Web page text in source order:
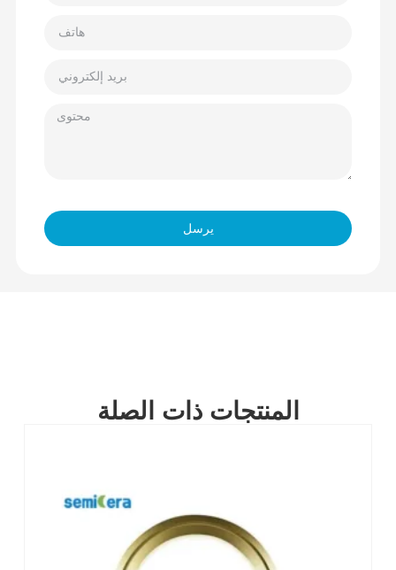
يرسل
المنتجات ذات الصلة